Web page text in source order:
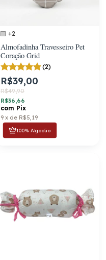
+2
Almofadinha Travesseiro Pet
Coração Grid
(2)
R$39,00
R$49,90
R$36,66
com Pix
9 x de R$5,19
100% Algodão